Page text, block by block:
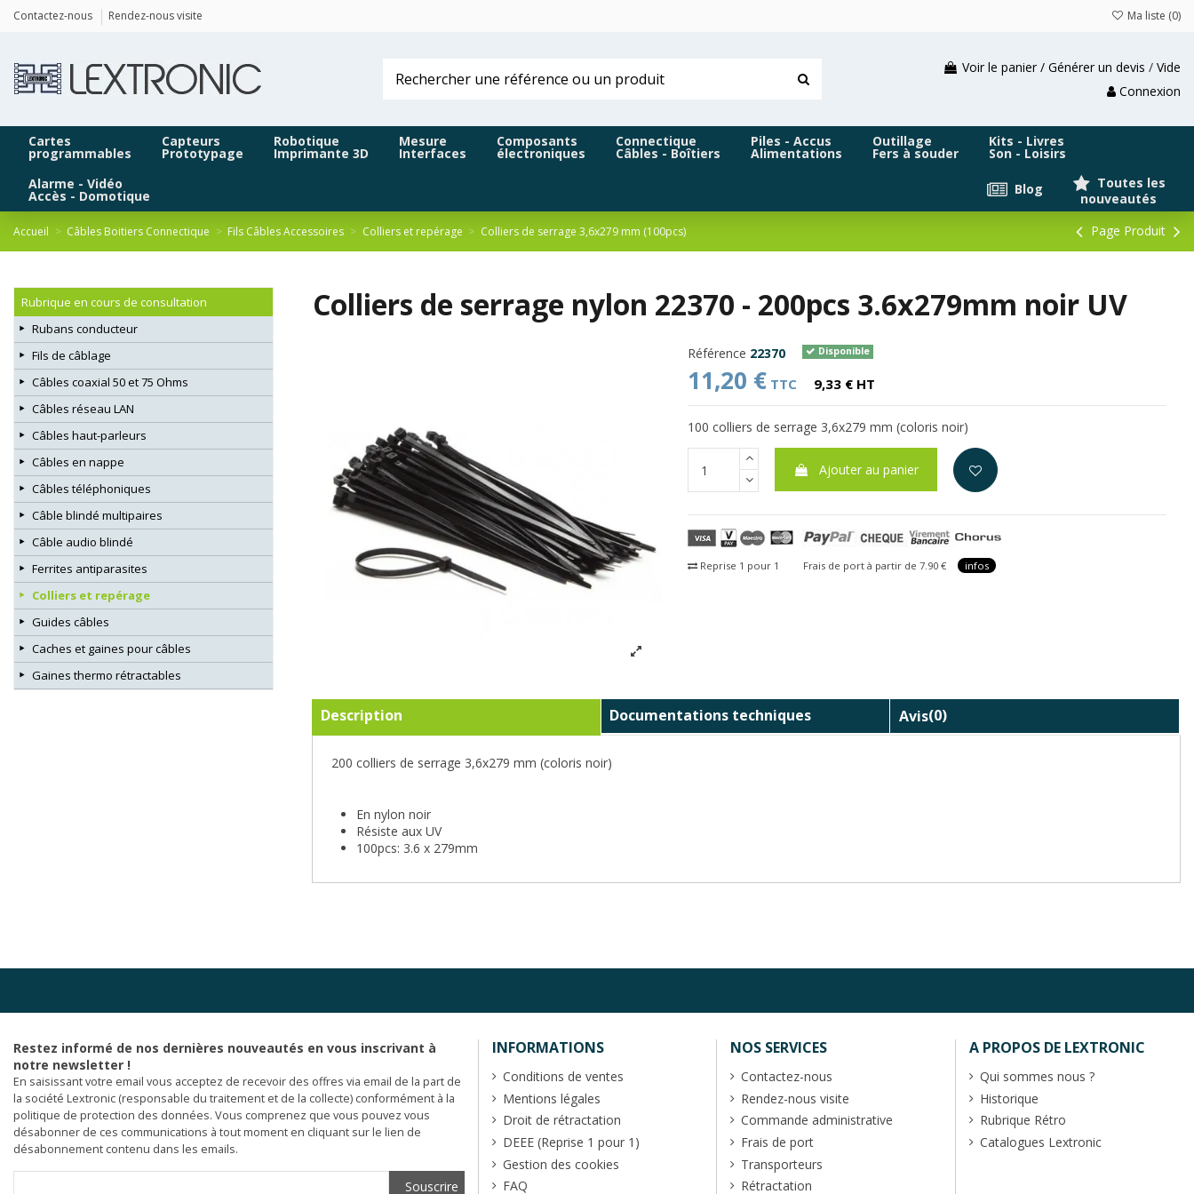
Contactez-nous Rendez-nous visite Ma liste (0)
Voir le panier / Générer un devis / Vide
Connexion
Cartes
programmables
Capteurs
Prototypage
Robotique
Imprimante 3D
Mesure
Interfaces
Composants
électroniques
Connectique
Câbles - Boîtiers
Piles - Accus
Alimentations
Outillage
Fers à souder
Kits - Livres
Son - Loisirs
Alarme - Vidéo
Accès - Domotique
Toutes les
nouveautés
Blog
Accueil Câbles Boitiers Connectique Fils Câbles Accessoires Colliers et repérage Colliers de serrage 3,6x279 mm (100pcs) Page Produit
Colliers de serrage nylon 22370 - 200pcs 3.6x279mm noir UV
Référence 22370 Disponible
11,20 € TTC 9,33 € HT
100 colliers de serrage 3,6x279 mm (coloris noir)
Ajouter au panier
Reprise 1 pour 1 Frais de port à partir de 7.90 € infos
Description Documentations techniques Avis(0)
200 colliers de serrage 3,6x279 mm (coloris noir)
En nylon noir
Résiste aux UV
100pcs: 3.6 x 279mm
Rubrique en cours de consultation
Rubans conducteur
Fils de câblage
Câbles coaxial 50 et 75 Ohms
Câbles réseau LAN
Câbles haut-parleurs
Câbles en nappe
Câbles téléphoniques
Câble blindé multipaires
Câble audio blindé
Ferrites antiparasites
Colliers et repérage
Guides câbles
Caches et gaines pour câbles
Gaines thermo rétractables
Restez informé de nos dernières nouveautés en vous inscrivant à
notre newsletter !
En saisissant votre email vous acceptez de recevoir des offres via email de la part de
la société Lextronic (responsable du traitement et de la collecte) conformément à la
politique de protection des données. Vous comprenez que vous pouvez vous
désabonner de ces communications à tout moment en cliquant sur le lien de
désabonnement contenu dans les emails.
INFORMATIONS
Conditions de ventes
Mentions légales
Droit de rétractation
DEEE (Reprise 1 pour 1)
Gestion des cookies
FAQ
NOS SERVICES
Contactez-nous
Rendez-nous visite
Commande administrative
Frais de port
Transporteurs
Rétractation
A PROPOS DE LEXTRONIC
Qui sommes nous ?
Historique
Rubrique Rétro
Catalogues Lextronic
Panneau de gestion des cookies